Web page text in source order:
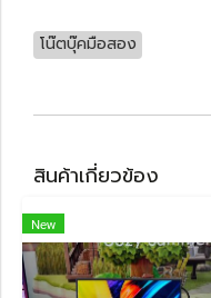
โน๊ตบุ๊คมือสอง
สินค้าเกี่ยวข้อง
New